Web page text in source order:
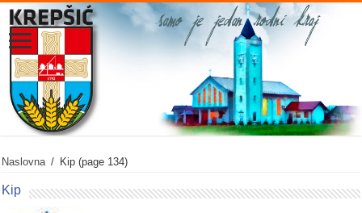
Naslovna / Kip (page 134)
Kip